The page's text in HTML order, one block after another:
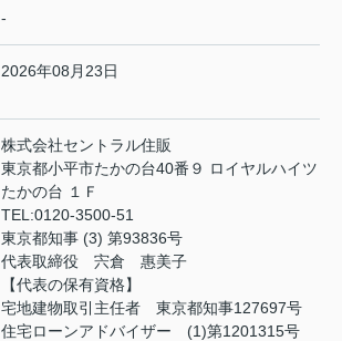
-
2026年08月23日
株式会社セントラル住販
東京都小平市たかの台40番９ ロイヤルハイツ
たかの台 １Ｆ
TEL:0120-3500-51
東京都知事 (3) 第93836号
代表取締役 宍倉 惠美子
【代表の保有資格】
宅地建物取引主任者 東京都知事127697号
住宅ローンアドバイザー (1)第1201315号